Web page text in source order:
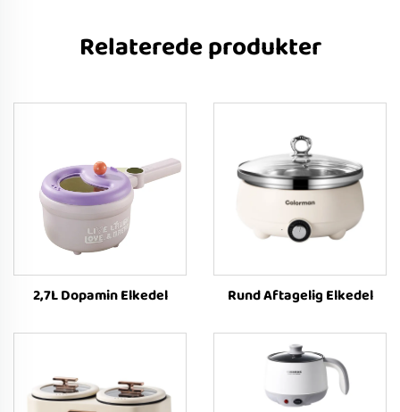
Relaterede produkter
2,7L Dopamin Elkedel Rund Aftagelig Elkedel